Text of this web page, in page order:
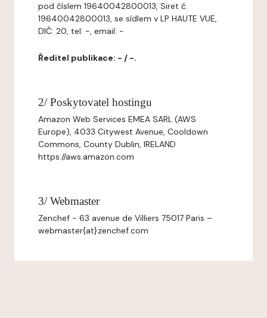
pod číslem 19640042800013, Siret č.
19640042800013, se sídlem v LP HAUTE VUE,
DIČ: 20, tel: -, email: -
Ředitel publikace: - / -.
2/ Poskytovatel hostingu
Amazon Web Services EMEA SARL (AWS
Europe), 4033 Citywest Avenue, Cooldown
Commons, County Dublin, IRELAND
https://aws.amazon.com
3/ Webmaster
Zenchef - 63 avenue de Villiers 75017 Paris –
webmaster{at}zenchef.com